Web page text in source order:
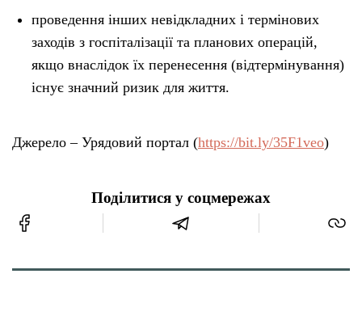
проведення інших невідкладних і термінових
заходів з госпіталізації та планових операцій,
якщо внаслідок їх перенесення (відтермінування)
існує значний ризик для життя.
Джерело – Урядовий портал (https://bit.ly/35F1veo)
Поділитися у соцмережах